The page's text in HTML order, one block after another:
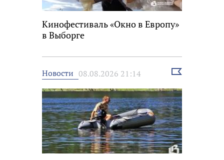
Кинофестиваль «Окно в Европу»
в Выборге
Новости 08.08.2026 21:14
Выбрать